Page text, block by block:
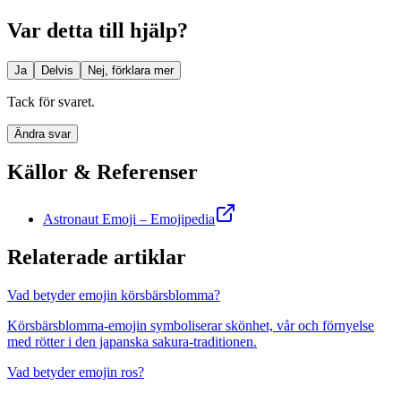
Var detta till hjälp?
Ja Delvis Nej, förklara mer
Tack för svaret.
Ändra svar
Källor & Referenser
Astronaut Emoji – Emojipedia
Relaterade artiklar
Vad betyder emojin körsbärsblomma?
Körsbärsblomma-emojin symboliserar skönhet, vår och förnyelse
med rötter i den japanska sakura-traditionen.
Vad betyder emojin ros?